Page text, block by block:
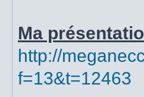
Ma
http://
f=13&t=12463